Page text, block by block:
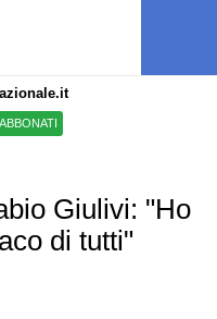
ABBONATI
Giulivi: "Ho
di tutti"